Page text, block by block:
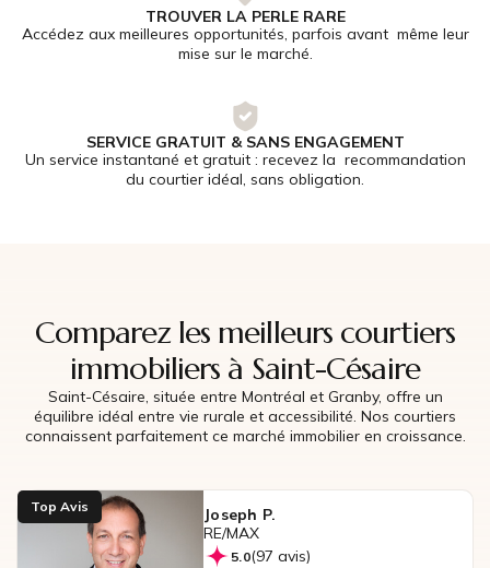
TROUVER LA PERLE RARE
Accédez aux meilleures opportunités, parfois avant même leur
mise sur le marché.
SERVICE GRATUIT & SANS ENGAGEMENT
Un service instantané et gratuit : recevez la recommandation
du courtier idéal, sans obligation.
Comparez les meilleurs courtiers
immobiliers à Saint-Césaire
Saint-Césaire, située entre Montréal et Granby, offre un
équilibre idéal entre vie rurale et accessibilité. Nos courtiers
connaissent parfaitement ce marché immobilier en croissance.
Joseph P.
RE/MAX
5.0(97 avis)
Top Avis